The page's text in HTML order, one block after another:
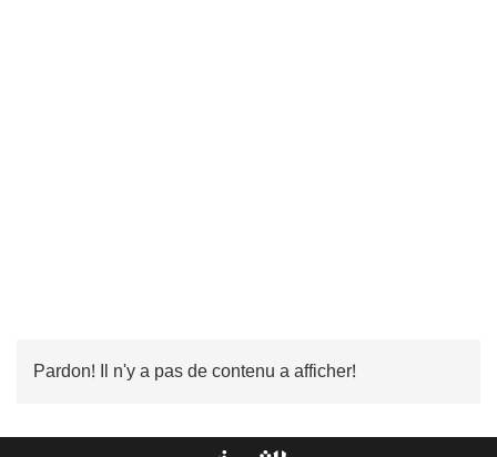
Pardon! Il n'y a pas de contenu a afficher!